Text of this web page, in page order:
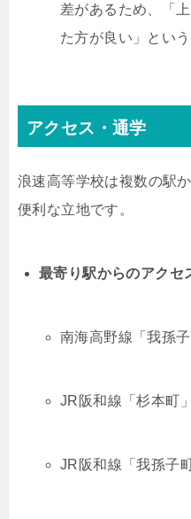
差があるため、「
た方が良い」とい
アクセス・通学
浪速高等学校は複数の駅
便利な立地です。
最寄り駅からのアクセ
南海高野線「我孫
JR阪和線「杉本町
JR阪和線「我孫子